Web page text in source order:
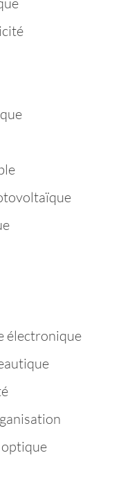
électronique